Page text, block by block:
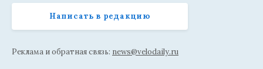
Написать в редакцию
Реклама и обратная связь: news@velodaily.ru